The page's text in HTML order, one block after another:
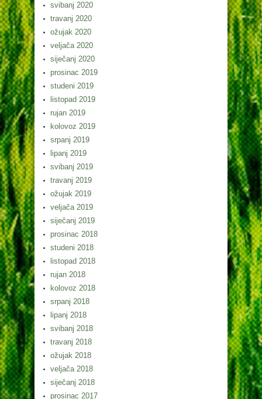
svibanj 2020
travanj 2020
ožujak 2020
veljača 2020
siječanj 2020
prosinac 2019
studeni 2019
listopad 2019
rujan 2019
kolovoz 2019
srpanj 2019
lipanj 2019
svibanj 2019
travanj 2019
ožujak 2019
veljača 2019
siječanj 2019
prosinac 2018
studeni 2018
listopad 2018
rujan 2018
kolovoz 2018
srpanj 2018
lipanj 2018
svibanj 2018
travanj 2018
ožujak 2018
veljača 2018
siječanj 2018
prosinac 2017